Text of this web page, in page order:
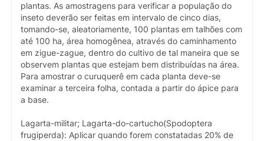
plantas. As amostragens para verificar a população do
inseto deverão ser feitas em intervalo de cinco dias,
tomando-se, aleatoriamente, 100 plantas em talhões com
até 100 ha, área homogênea, através do caminhamento
em zigue-zague, dentro do cultivo de tal maneira que se
observem plantas que estejam bem distribuídas na área.
Para amostrar o curuquerê em cada planta deve-se
examinar a terceira folha, contada a partir do ápice para
a base.
Lagarta-militar; Lagarta-do-cartucho(Spodoptera
frugiperda): Aplicar quando forem constatadas 20% de